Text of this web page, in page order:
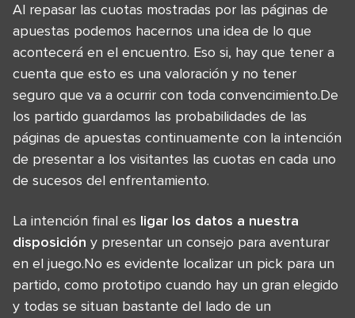
Al repasar las cuotas mostradas por las páginas de
apuestas podemos hacernos una idea de lo que
acontecerá en el encuentro. Eso si, hay que tener a
cuenta que esto es una valoración y no tener
seguro que va a ocurrir con toda convencimiento.De
los partido guardamos las probabilidades de las
páginas de apuestas continuamente con la intención
de presentar a los visitantes las cuotas en cada uno
de sucesos del enfrentamiento.
La intención final es ligar los datos a nuestra
disposición y presentar un consejo para aventurar
en el juego.No es evidente localizar un pick para un
partido, como prototipo cuando hay un gran elegido
y todas se situan bastante del lado de un